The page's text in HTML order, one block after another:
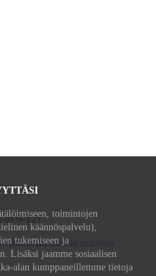
toimintojen
käännöspalvelu),
tukemiseen ja
Lisäksi jaamme sosiaalisen
alan kumppaneillemme tietoja
to 9-12)
asioissa.